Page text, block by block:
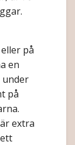
på
en
under
på
extra